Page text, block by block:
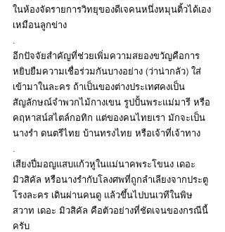
ในห้องจัดรายการวิทยุของดีเจคนหนึ่งหมุนติ้วได้เอง
เหมือนลูกข่าง
.
อีกปัจจัยสำคัญที่ช่วยเพิ่มความสยองขวัญคือการ
หยิบยืมความเชื่อร่วมกันบางอย่าง (ว่าน่ากลัว) ใส่
เข้ามาในละคร ถ้าเป็นของต่างประเทศคงเป็น
สัญลักษณ์จำพวกไม้กางเขน รูปปั้นพระแม่มารี หรือ
คฤหาสน์สไตล์กอทิก แต่ของคนไทยเรา มักจะเป็น
นางรำ ดนตรีไทย บ้านทรงไทย หรือเจ้าที่เจ้าทาง
.
เสียงปี่มอญแสบแก้วหูในแม่นาคพระโขนง เดอะ
มิวสิคัล หรือนางรำกับโลงศพที่ถูกลำเลียงจากประตู
โรงละคร เดินผ่านคนดู แล้วขึ้นไปบนเวทีในพิษ
สวาท เดอะ มิวสิคัล คือตัวอย่างที่ชัดเจนของกรณีนี้
ครับ